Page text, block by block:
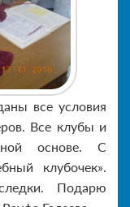
все условия
Все клубы и
основе. С
клубочек».
Подарю